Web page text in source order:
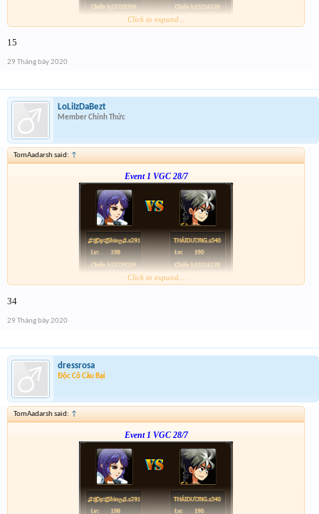
Click to expand...
15
29 Tháng bảy 2020
LoLiIzDaBezt
Member Chính Thức
TomAadarsh said: ↑
Event 1 VGC 28/7
Click to expand...
34
29 Tháng bảy 2020
dressrosa
Độc Cô Cầu Bại
TomAadarsh said: ↑
Event 1 VGC 28/7